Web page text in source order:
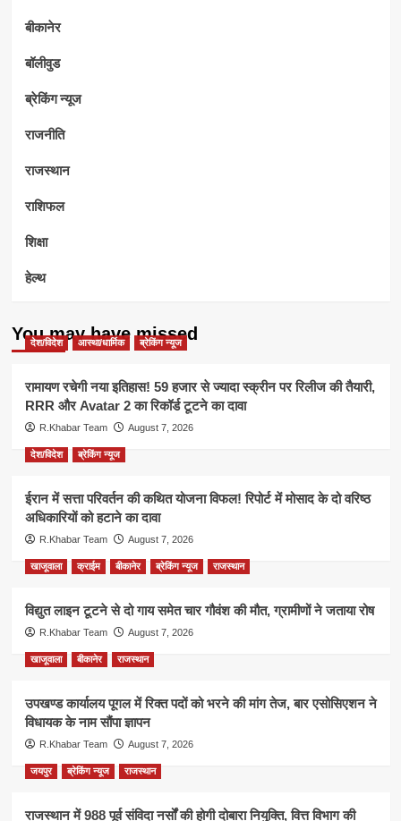
बीकानेर
बॉलीवुड
ब्रेकिंग न्यूज
राजनीति
राजस्थान
राशिफल
शिक्षा
हेल्थ
You may have missed
देश/विदेश आस्था/धार्मिक ब्रेकिंग न्यूज
रामायण रचेगी नया इतिहास! 59 हजार से ज्यादा स्क्रीन पर रिलीज की तैयारी,
RRR और Avatar 2 का रिकॉर्ड टूटने का दावा
R.Khabar Team August 7, 2026
देश/विदेश ब्रेकिंग न्यूज
ईरान में सत्ता परिवर्तन की कथित योजना विफल! रिपोर्ट में मोसाद के दो वरिष्ठ
अधिकारियों को हटाने का दावा
R.Khabar Team August 7, 2026
खाजूवाला क्राईम बीकानेर ब्रेकिंग न्यूज राजस्थान
विद्युत लाइन टूटने से दो गाय समेत चार गौवंश की मौत, ग्रामीणों ने जताया रोष
R.Khabar Team August 7, 2026
खाजूवाला बीकानेर राजस्थान
उपखण्ड कार्यालय पूगल में रिक्त पदों को भरने की मांग तेज, बार एसोसिएशन ने
विधायक के नाम सौंपा ज्ञापन
R.Khabar Team August 7, 2026
जयपुर ब्रेकिंग न्यूज राजस्थान
राजस्थान में 988 पूर्व संविदा नर्सों की होगी दोबारा नियुक्ति, वित्त विभाग की